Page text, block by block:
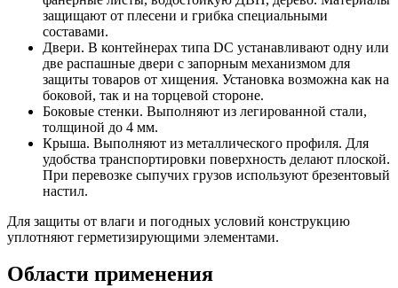
защищают от плесени и грибка специальными
составами.
Двери. В контейнерах типа DC устанавливают одну или
две распашные двери с запорным механизмом для
защиты товаров от хищения. Установка возможна как на
боковой, так и на торцевой стороне.
Боковые стенки. Выполняют из легированной стали,
толщиной до 4 мм.
Крыша. Выполняют из металлического профиля. Для
удобства транспортировки поверхность делают плоской.
При перевозке сыпучих грузов используют брезентовый
настил.
Для защиты от влаги и погодных условий конструкцию
уплотняют герметизирующими элементами.
Области применения